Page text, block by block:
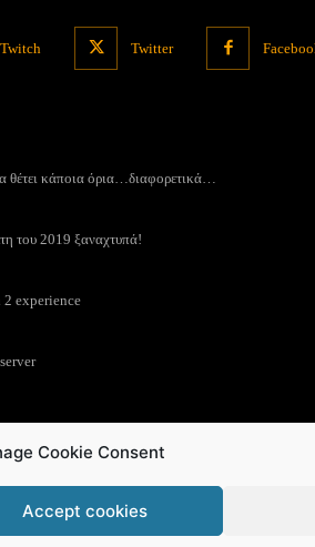
Cookie Consent
Accept cookies
Twitch Twitter
θέτει κάποια όρια…διαφορετικά…
του 2019 ξαναχτυπά!
experience